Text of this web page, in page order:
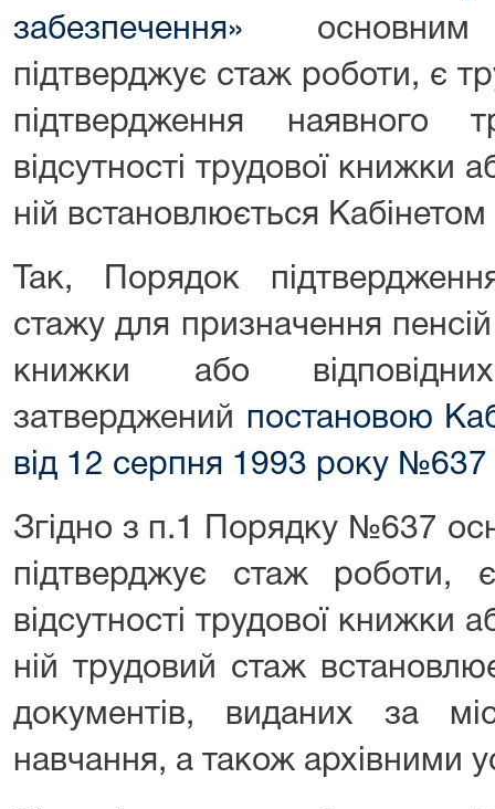
забезпечення» основним
підтверджує стаж роботи, є
підтвердження наявного
відсутності трудової книжки
ній встановлюється Кабінетом
Так, Порядок
стажу для призначення пенсій
книжки або
затверджений постановою
від 12 серпня 1993 року №637
Згідно з п.1 Порядку №637
підтверджує стаж роботи,
відсутності трудової книжки
ній трудовий стаж
документів, виданих за
навчання, а також архівними